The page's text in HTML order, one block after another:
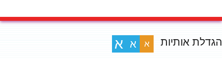
הגדלת אותיות א א א